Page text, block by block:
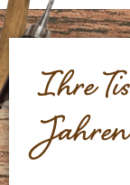
Ihre
Jahren